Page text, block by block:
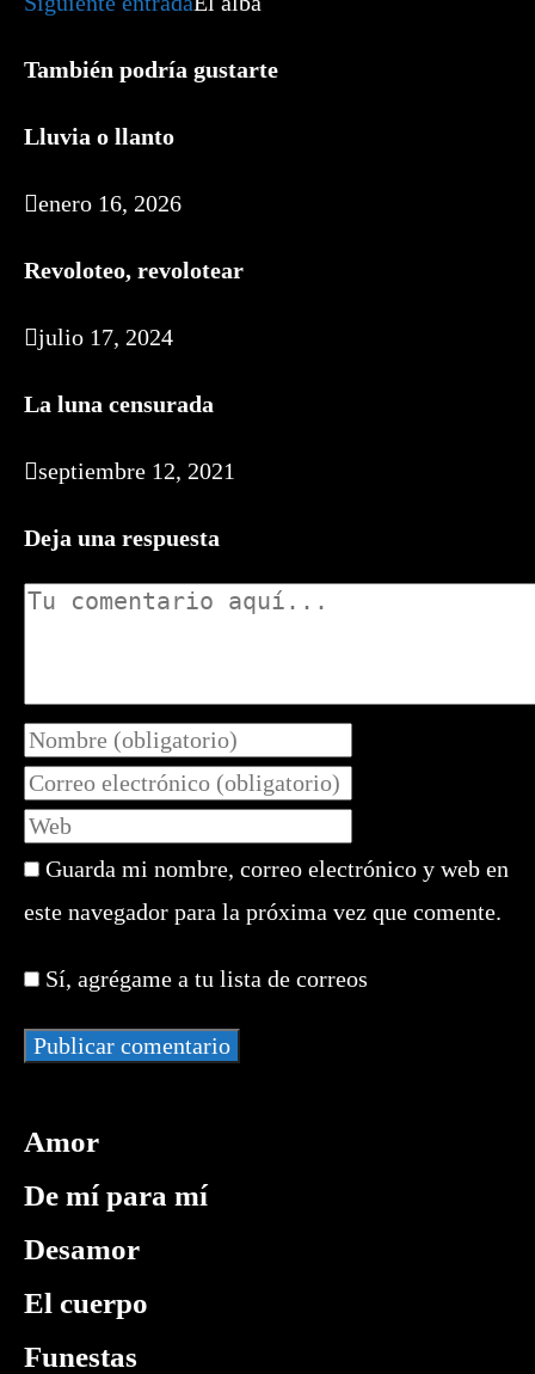
También podría gustarte
Lluvia o llanto
enero 16, 2026
Revoloteo, revolotear
julio 17, 2024
La luna censurada
septiembre 12, 2021
Deja una respuesta
Comentario
Introduce
tu
nombre
o
de
usuario
comentar
Introduce
tu
dirección
de
electrónico
comentar
Introduce
la
URL
de
web
(opcional)
Guarda mi nombre, correo electrónico y web en
este navegador para la próxima vez que comente.
Sí, agrégame a tu lista de correos
Amor
De mí para mí
Desamor
El cuerpo
Funestas